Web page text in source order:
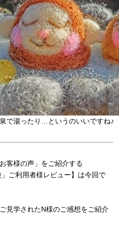
で湯ったり…というのいいですね♪
客様の声」をご紹介する
」ご利用者様レビュー】は今回で
見学されたN様のご感想をご紹介